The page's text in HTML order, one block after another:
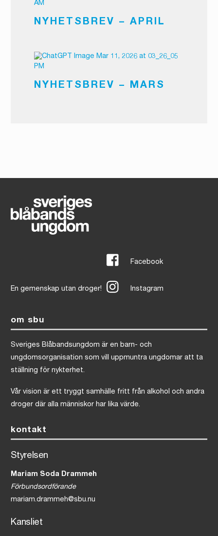
NYHETSBREV – APRIL
NYHETSBREV – MARS
En gemenskap utan droger!
Facebook
Instagram
om sbu
Sveriges Blåbandsungdom är en barn- och
ungdomsorganisation som vill uppmuntra ungdomar att ta
ställning för nykterhet.
Vår vision är ett tryggt samhälle fritt från alkohol och andra
droger där alla människor har lika värde.
kontakt
Styrelsen
Mariam Soda Drammeh
Förbundsordförande
mariam.drammeh@sbu.nu
Kansliet